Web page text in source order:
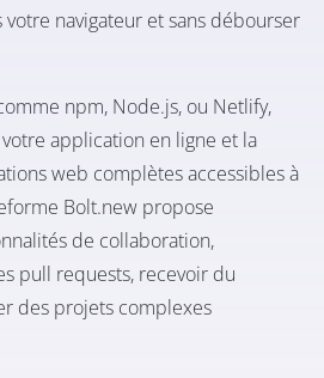
navigateur et sans débourser
npm, Node.js, ou Netlify,
application en ligne et la
web complètes accessibles à
Bolt.new propose
de collaboration,
pull requests, recevoir du
des projets complexes